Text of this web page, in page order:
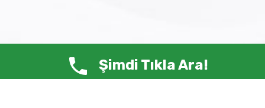
© Copyright 2025 ANTİ HAŞERE – Tüm Hakları Saklıdır.
Şimdi Tıkla Ara!